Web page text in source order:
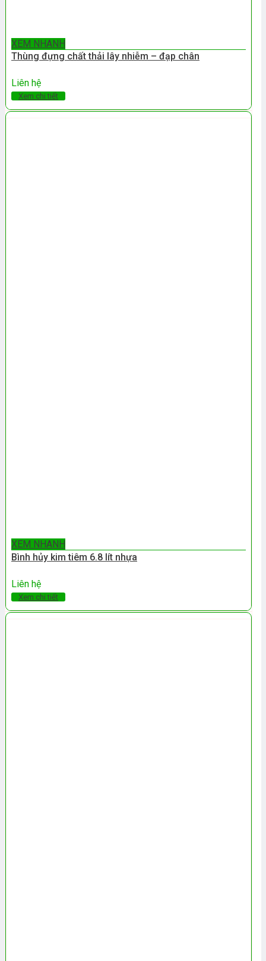
XEM NHANH
Thùng đựng chất thải lây nhiễm – đạp chân
Liên hệ
Xem chi tiết
XEM NHANH
Bình hủy kim tiêm 6.8 lít nhựa
Liên hệ
Xem chi tiết